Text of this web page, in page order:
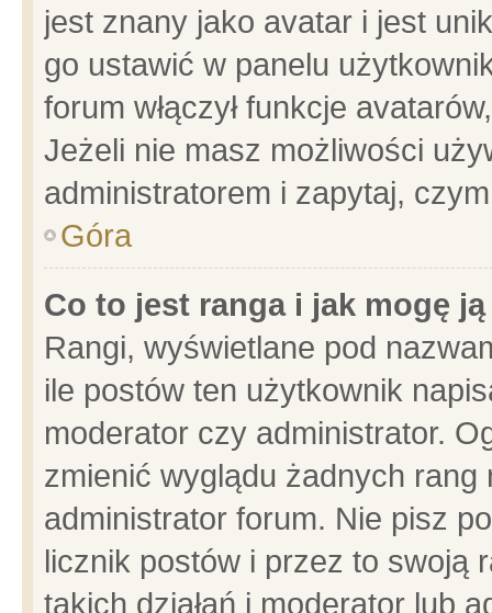
jest znany jako avatar i jest
go ustawić w panelu
forum włączył funkcje
Jeżeli nie masz możliwości
administratorem i zapytaj,
Góra
Co to jest ranga i jak mogę
Rangi, wyświetlane pod
ile postów ten użytkownik
moderator czy administrator.
zmienić wyglądu żadnych
administrator forum. Nie pisz
licznik postów i przez to swoją
takich działań i moderator lub